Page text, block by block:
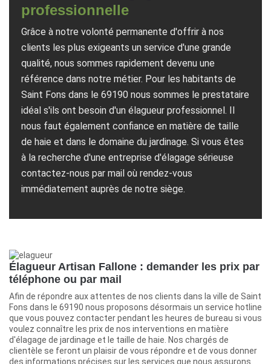
professionnelle
Grâce à notre volonté permanente d'offrir à nos
clients les plus exigeants un service d'une grande
qualité, nous sommes rapidement devenu une
référence dans notre métier. Pour les habitants de
Saint Fons dans le 69190 nous sommes le prestataire
idéal s'ils ont besoin d'un élagueur professionnel. Il
nous faut également confiance en matière de taille
de haie et dans le domaine du jardinage. Si vous êtes
à la recherche d'une entreprise d'élagage sérieuse
contactez-nous par mail où rendez-vous
immédiatement auprès de notre siège.
Élagueur Artisan Fallone : demander les prix par
téléphone ou par mail
Afin de répondre aux attentes de nos clients dans la ville de Saint
Fons dans le 69190 nous proposons désormais un service hotline
que vous pouvez contacter pendant les heures de bureau si vous
voulez connaître les prix de nos interventions en matière
d'élagage de jardinage et le taille de haie. Nos chargés de
clientèle se feront un plaisir de vous répondre et de vous donner
des informations précises sur les services que nous assurons.